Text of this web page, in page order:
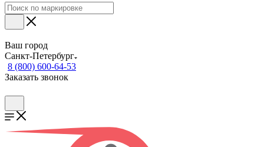
Ваш город
Санкт-Петербург
8 (800) 600-64-53
Заказать звонок